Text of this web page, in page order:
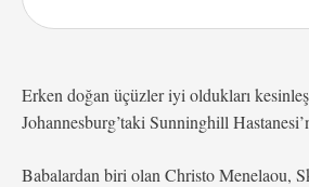
Erken doğan üçüzler iyi oldukları
Johannesburg’taki Sunninghill
Babalardan biri olan Christo Menelaou,